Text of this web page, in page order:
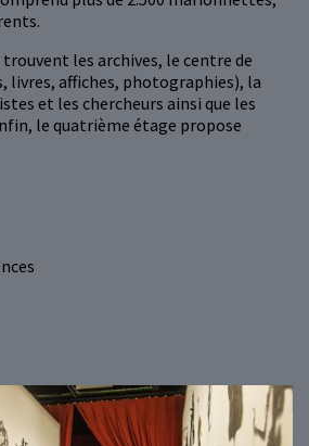
les archives, le centre de
livres, affiches, photographies), la
et les chercheurs ainsi que les
le quatrième étage propose